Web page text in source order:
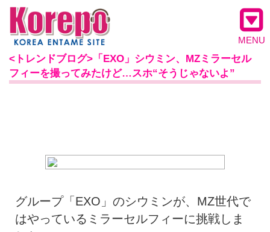
MENU
<トレンドブログ>「EXO」シウミン、MZミラーセル
フィーを撮ってみたけど…スホ“そうじゃないよ”
グループ「EXO」のシウミンが、MZ世代で
はやっているミラーセルフィーに挑戦しま